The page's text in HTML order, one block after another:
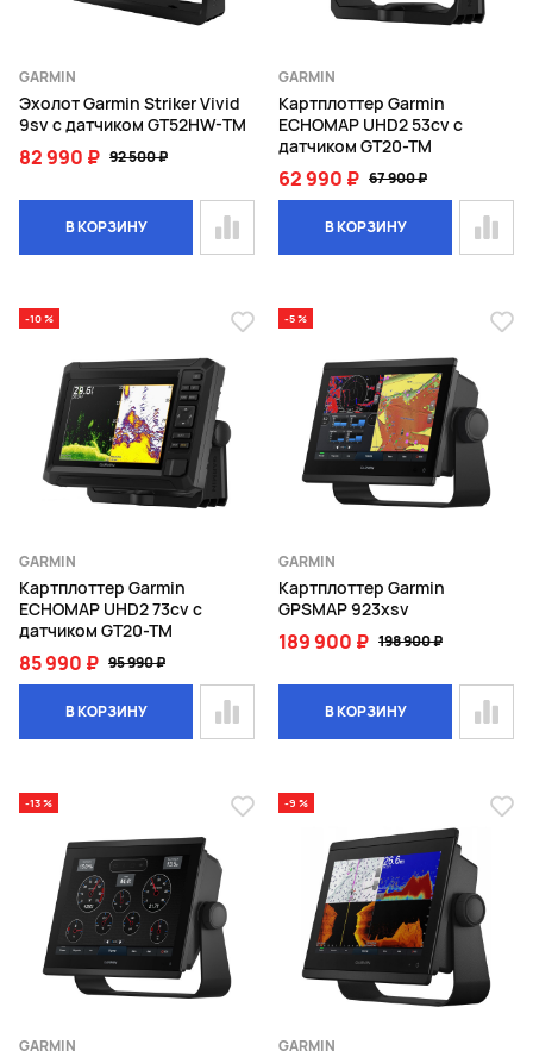
GARMIN
Эхолот Garmin Striker Vivid
9sv с датчиком GT52HW-TM
82 990 ₽ 92 500 ₽
В КОРЗИНУ
GARMIN
Картплоттер Garmin
ECHOMAP UHD2 53cv с
датчиком GT20-TM
62 990 ₽ 67 900 ₽
В КОРЗИНУ
-10 %
GARMIN
Картплоттер Garmin
ECHOMAP UHD2 73cv с
датчиком GT20-TM
85 990 ₽ 95 990 ₽
В КОРЗИНУ
-5 %
GARMIN
Картплоттер Garmin
GPSMAP 923xsv
189 900 ₽ 198 900 ₽
В КОРЗИНУ
-13 %
GARMIN
-9 %
GARMIN